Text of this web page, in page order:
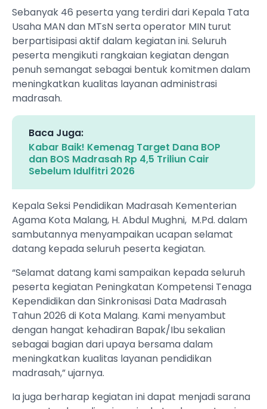
Sebanyak 46 peserta yang terdiri dari Kepala Tata
Usaha MAN dan MTsN serta operator MIN turut
berpartisipasi aktif dalam kegiatan ini. Seluruh
peserta mengikuti rangkaian kegiatan dengan
penuh semangat sebagai bentuk komitmen dalam
meningkatkan kualitas layanan administrasi
madrasah.
Baca Juga:
Kabar Baik! Kemenag Target Dana BOP
dan BOS Madrasah Rp 4,5 Triliun Cair
Sebelum Idulfitri 2026
Kepala Seksi Pendidikan Madrasah Kementerian
Agama Kota Malang, H. Abdul Mughni, M.Pd. dalam
sambutannya menyampaikan ucapan selamat
datang kepada seluruh peserta kegiatan.
“Selamat datang kami sampaikan kepada seluruh
peserta kegiatan Peningkatan Kompetensi Tenaga
Kependidikan dan Sinkronisasi Data Madrasah
Tahun 2026 di Kota Malang. Kami menyambut
dengan hangat kehadiran Bapak/Ibu sekalian
sebagai bagian dari upaya bersama dalam
meningkatkan kualitas layanan pendidikan
madrasah,” ujarnya.
Ia juga berharap kegiatan ini dapat menjadi sarana